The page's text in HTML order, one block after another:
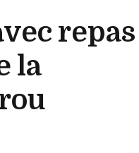
repas
la